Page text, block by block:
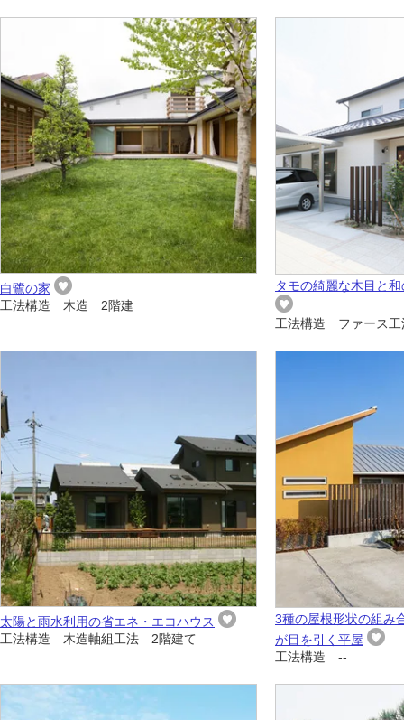
白鷺の家
工法構造 木造 2階建
タモの綺麗な木目と
工法構造 ファース工
太陽と雨水利用の省エネ・エコハウス
工法構造 木造軸組工法 2階建て
3種の屋根形状の組み
が目を引く平屋
工法構造 --